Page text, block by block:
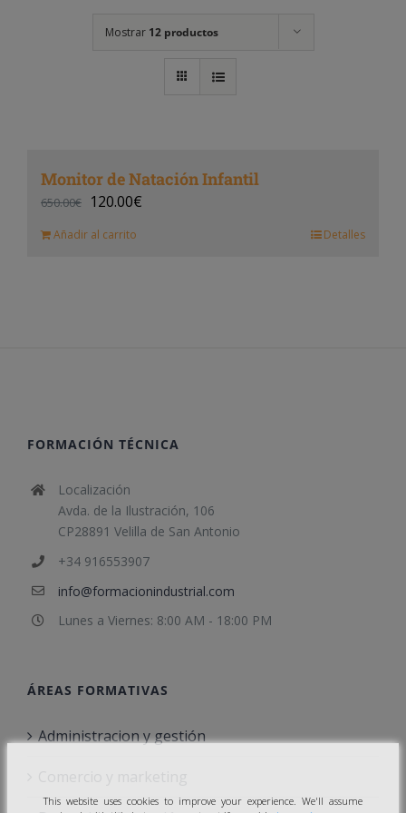
Mostrar 12 productos
Monitor de Natación Infantil
650.00€ 120.00€
Añadir al carrito Detalles
FORMACIÓN TÉCNICA
Localización
Avda. de la Ilustración, 106
CP28891 Velilla de San Antonio
+34 916553907
info@formacionindustrial.com
Lunes a Viernes: 8:00 AM - 18:00 PM
ÁREAS FORMATIVAS
Administracion y gestión
This website uses cookies to improve your experience. We'll assume